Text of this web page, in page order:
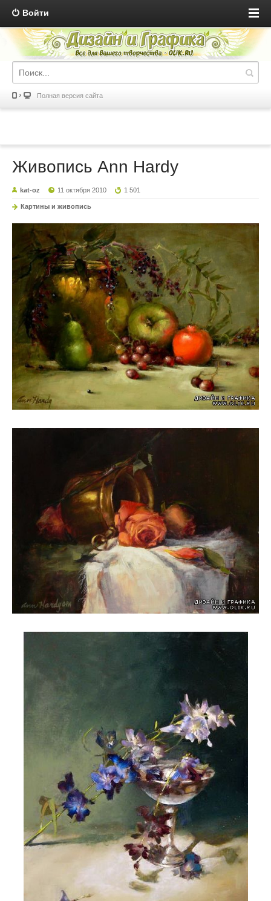
Войти
Полная версия сайта
Живопись Ann Hardy
kat-oz 11 октября 2010 1 501
Картины и живопись